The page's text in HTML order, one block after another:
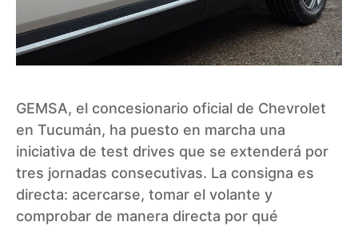
GEMSA, el concesionario oficial de Chevrolet
en Tucumán, ha puesto en marcha una
iniciativa de test drives que se extenderá por
tres jornadas consecutivas. La consigna es
directa: acercarse, tomar el volante y
comprobar de manera directa por qué